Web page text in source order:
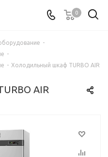
0
-
-
- Холодильный шкаф TURBO AIR
AIR